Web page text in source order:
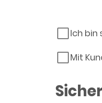
Ich bin
Mit